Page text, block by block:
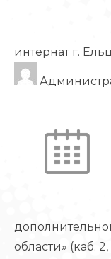
интернат г.
области» (каб. 2,